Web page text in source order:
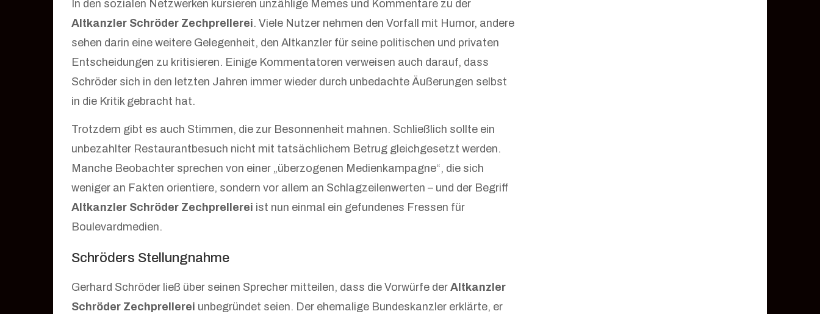
In den sozialen Netzwerken kursieren unzählige Memes und Kommentare zu der
Altkanzler Schröder Zechprellerei. Viele Nutzer nehmen den Vorfall mit Humor, andere
sehen darin eine weitere Gelegenheit, den Altkanzler für seine politischen und privaten
Entscheidungen zu kritisieren. Einige Kommentatoren verweisen auch darauf, dass
Schröder sich in den letzten Jahren immer wieder durch unbedachte Äußerungen selbst
in die Kritik gebracht hat.
Trotzdem gibt es auch Stimmen, die zur Besonnenheit mahnen. Schließlich sollte ein
unbezahlter Restaurantbesuch nicht mit tatsächlichem Betrug gleichgesetzt werden.
Manche Beobachter sprechen von einer „überzogenen Medienkampagne“, die sich
weniger an Fakten orientiere, sondern vor allem an Schlagzeilenwerten – und der Begriff
Altkanzler Schröder Zechprellerei ist nun einmal ein gefundenes Fressen für
Boulevardmedien.
Schröders Stellungnahme
Gerhard Schröder ließ über seinen Sprecher mitteilen, dass die Vorwürfe der Altkanzler
Schröder Zechprellerei unbegründet seien. Der ehemalige Bundeskanzler erklärte, er